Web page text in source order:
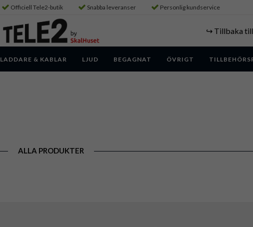
Officiell Tele2-butik Snabba leveranser Personlig kundservice
↪️ Tillbaka till
LADDARE & KABLAR LJUD BEGAGNAT ÖVRIGT
ALLA PRODUKTER